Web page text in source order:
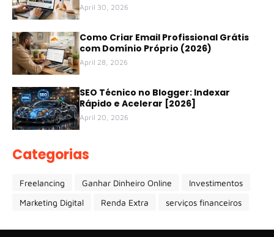
April 30, 2026
Como Criar Email Profissional Grátis
com Domínio Próprio (2026)
April 28, 2026
SEO Técnico no Blogger: Indexar
Rápido e Acelerar [2026]
April 20, 2026
Categorias
Freelancing Ganhar Dinheiro Online
Investimentos
Marketing Digital
Renda Extra serviços financeiros